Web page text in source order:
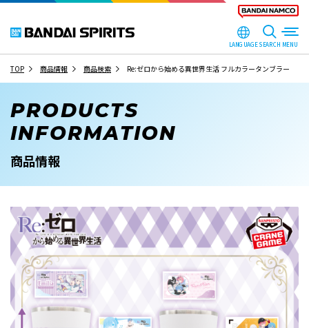
LANGUAGESEARCH
TOP 商品情報 商品検索 Re:ゼロから始める異世界生活 フルカラータンブラー
PRODUCTS
INFORMATION
商品情報